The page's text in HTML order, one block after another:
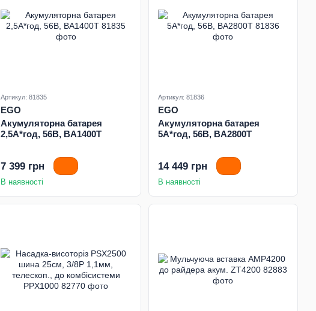
Артикул: 81835
EGO
Акумуляторна батарея
2,5А*год, 56В, BA1400T
7 399 грн
В наявності
Артикул: 81836
EGO
Акумуляторна батарея
5А*год, 56В, BA2800T
14 449 грн
В наявності